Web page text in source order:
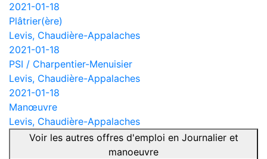
2021-01-18
Plâtrier(ère)
Levis, Chaudière-Appalaches
2021-01-18
PSI / Charpentier-Menuisier
Levis, Chaudière-Appalaches
2021-01-18
Manœuvre
Levis, Chaudière-Appalaches
Voir les autres offres d'emploi en Journalier et
manoeuvre